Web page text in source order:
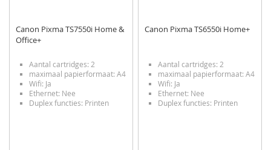
Canon Pixma TS7550i Home &
Office+
Aantal cartridges: 2
maximaal papierformaat: A4
Wifi: Ja
Ethernet: Nee
Duplex functies: Printen
Canon Pixma TS6550i Home+
Aantal cartridges: 2
maximaal papierformaat: A4
Wifi: Ja
Ethernet: Nee
Duplex functies: Printen